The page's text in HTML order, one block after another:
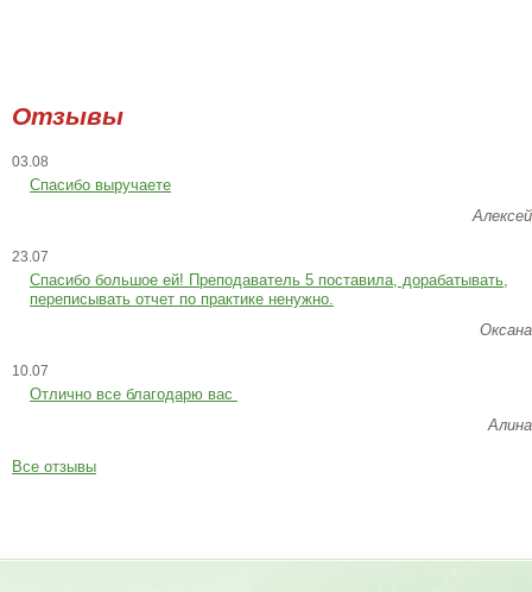
Отзывы
03.08
Спасибо выручаете
Алексей
23.07
Cпасибо большое ей! Преподаватель 5 поставила, дорабатывать,
переписывать отчет по практике ненужно.
Оксана
10.07
Отлично все благодарю вас
Алина
Все отзывы